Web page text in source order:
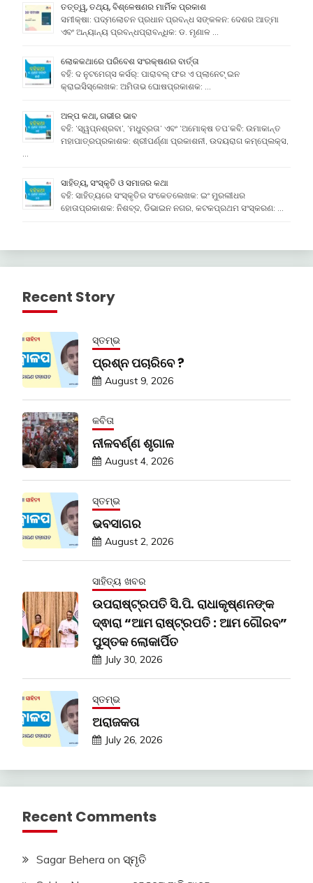
ତତ୍ତ୍ୱ, ତଥ୍ୟ, ବିଶ୍ଳେଷଣର ମାର୍ମିକ ପ୍ରକାଶ
ସମୀକ୍ଷା: ପଦ୍ମଲୋଚନ ପ୍ରଧାନ ପ୍ରବନ୍ଧ ସଙ୍କଳନ: ଦେଶର ଆତ୍ମା
ଏବଂ ଅନ୍ୟାନ୍ୟ ପ୍ରବନ୍ଧପ୍ରାବନ୍ଧିକ: ଡ. ମୃଣାଳ …
ଲୋକକଥାରେ ପରିବେଶ ସଂରକ୍ଷଣର ବାର୍ତ୍ତା
ବହି: ଦ ନୁଟମେଗ୍ସ କର୍ସର୍: ପାରାବଲ୍ ଫର ଏ ପ୍ଲାନେଟ୍ ଇନ
କ୍ରାଇସିସ୍ଲେଖକ: ଅମିତାଭ ଘୋଷପ୍ରକାଶକ: …
ଅଳ୍ପ କଥା, ଗଭୀର ଭାବ
ବହି: ‘ସ୍ୱପ୍ନଶ୍ରବା’, ‘ମଧୁବ୍ରତା’ ଏବଂ ‘ଅମୋକ୍ଷ ତପ’କବି: ଉମାକାନ୍ତ
ମହାପାତ୍ରପ୍ରକାଶକ: ଶ୍ରୀପର୍ଣ୍ଣା ପ୍ରକାଶନୀ, ଉଦୟରାଗ କମ୍ପେ୍ଲକ୍ସ,
…
ସାହିତ୍ୟ, ସଂସ୍କୃତି ଓ ସମାଜର କଥା
ବହି: ସାହିତ୍ୟରେ ସଂସ୍କୃତିର ସଂକେତଲେଖକ: ଇଂ ମୁରଲୀଧର
ହୋତାପ୍ରକାଶକ: ନିଶବ୍ଦ, ଡିଭାଇନ ନଗର, କଟକପ୍ରଥମ ସଂସ୍କରଣ: …
Recent Story
ସ୍ତମ୍ଭ
ପ୍ରଶ୍ନ ପଚାରିବେ ?
August 9, 2026
କବିତା
ନୀଳବର୍ଣ୍ଣ ଶୃଗାଳ
August 4, 2026
ସ୍ତମ୍ଭ
ଭବସାଗର
August 2, 2026
ସାହିତ୍ୟ ଖବର
ଉପରାଷ୍ଟ୍ରପତି ସି.ପି. ରାଧାକୃଷ୍ଣନଙ୍କ
ଦ୍ଵାରା “ଆମ ରାଷ୍ଟ୍ରପତି : ଆମ ଗୌରବ”
ପୁସ୍ତକ ଲୋକାର୍ପିତ
July 30, 2026
ସ୍ତମ୍ଭ
ଅରାଜକତା
July 26, 2026
Recent Comments
Sagar Behera on ସ୍ମୃତି